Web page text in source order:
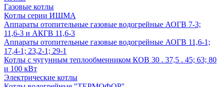
Газовые котлы
Котлы серии ИШМА
Аппараты отопительные газовые водогрейные АОГВ 7-3;
11,6-3 и АКГВ 11,6-3
Аппараты отопительные газовые водогрейные АОГВ 11,6-1;
17,4-1; 23,2-1; 29-1
Котлы с чугунным теплообменником КОВ 30 . 37,5 . 45; 63; 80
и 100 кВт
Электрические котлы